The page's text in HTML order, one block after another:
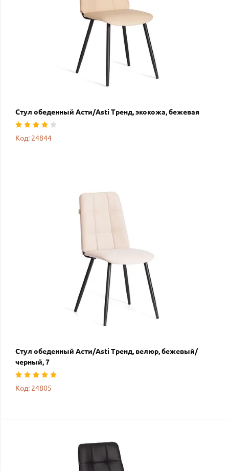
Стул обеденный Асти/Asti Тренд, экокожа, бежевая
Код: 24844
Стул обеденный Асти/Asti Тренд, велюр, бежевый/
черный, 7
Код: 24805